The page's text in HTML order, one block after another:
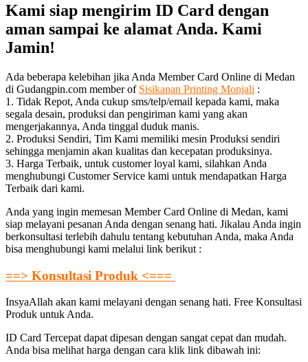
Kami siap mengirim ID Card dengan
aman sampai ke alamat Anda. Kami
Jamin!
Ada beberapa kelebihan jika Anda Member Card Online di Medan
di Gudangpin.com member of Sisikanan Printing Monjali :
1. Tidak Repot, Anda cukup sms/telp/email kepada kami, maka
segala desain, produksi dan pengiriman kami yang akan
mengerjakannya, Anda tinggal duduk manis.
2. Produksi Sendiri, Tim Kami memiliki mesin Produksi sendiri
sehingga menjamin akan kualitas dan kecepatan produksinya.
3. Harga Terbaik, untuk customer loyal kami, silahkan Anda
menghubungi Customer Service kami untuk mendapatkan Harga
Terbaik dari kami.
Anda yang ingin memesan Member Card Online di Medan, kami
siap melayani pesanan Anda dengan senang hati. Jikalau Anda ingin
berkonsultasi terlebih dahulu tentang kebutuhan Anda, maka Anda
bisa menghubungi kami melalui link berikut :
==> Konsultasi Produk <===
InsyaAllah akan kami melayani dengan senang hati. Free Konsultasi
Produk untuk Anda.
ID Card Tercepat dapat dipesan dengan sangat cepat dan mudah.
Anda bisa melihat harga dengan cara klik link dibawah ini: